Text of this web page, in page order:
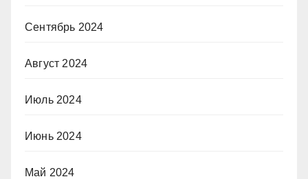
Сентябрь 2024
Август 2024
Июль 2024
Июнь 2024
Май 2024